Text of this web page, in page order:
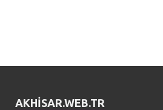
AKHISAR.WEB.TR